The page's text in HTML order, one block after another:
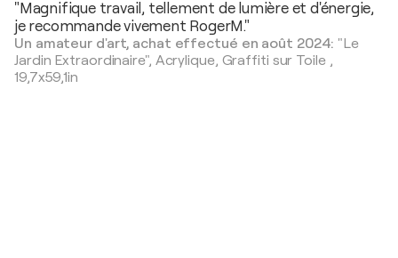
"Magnifique travail, tellement de lumière et d'énergie,
je recommande vivement RogerM."
Un amateur d'art, achat effectué en août 2024: "Le
Jardin Extraordinaire", Acrylique, Graffiti sur Toile,
19,7x59,1in